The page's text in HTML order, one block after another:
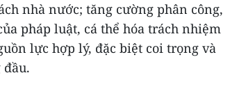
nhà nước; tăng cường phân công,
pháp luật, cá thể hóa trách nhiệm
lực hợp lý, đặc biệt coi trọng và